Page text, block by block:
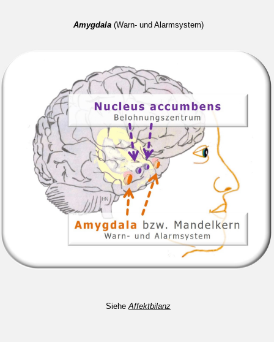
Amygdala(Warn- und Alarmsystem)
Siehe Affektbilanz